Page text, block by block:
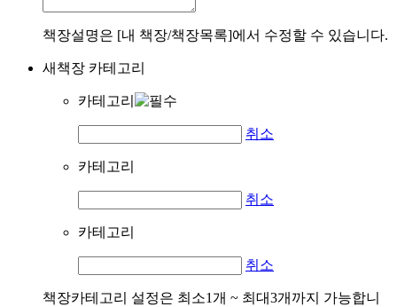
책장설명은 [내 책장/책장목록]에서 수정할 수 있습니다.
새책장 카테고리
카테고리
취소
카테고리
취소
카테고리
취소
책장카테고리 설정은 최소1개 ~ 최대3개까지 가능합니